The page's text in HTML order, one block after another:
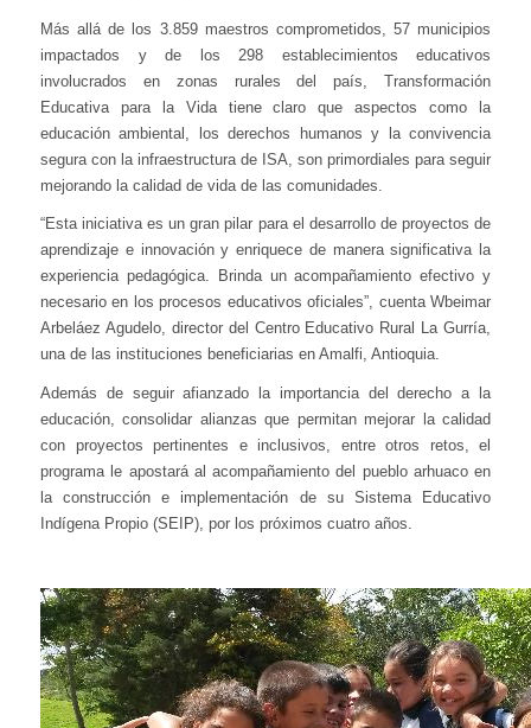
Más allá de los 3.859 maestros comprometidos, 57 municipios
impactados y de los 298 establecimientos educativos
involucrados en zonas rurales del país, Transformación
Educativa para la Vida tiene claro que aspectos como la
educación ambiental, los derechos humanos y la convivencia
segura con la infraestructura de ISA, son primordiales para seguir
mejorando la calidad de vida de las comunidades.
“Esta iniciativa es un gran pilar para el desarrollo de proyectos de
aprendizaje e innovación y enriquece de manera significativa la
experiencia pedagógica. Brinda un acompañamiento efectivo y
necesario en los procesos educativos oficiales”, cuenta Wbeimar
Arbeláez Agudelo, director del Centro Educativo Rural La Gurría,
una de las instituciones beneficiarias en Amalfi, Antioquia.
Además de seguir afianzado la importancia del derecho a la
educación, consolidar alianzas que permitan mejorar la calidad
con proyectos pertinentes e inclusivos, entre otros retos, el
programa le apostará al acompañamiento del pueblo arhuaco en
la construcción e implementación de su Sistema Educativo
Indígena Propio (SEIP), por los próximos cuatro años.